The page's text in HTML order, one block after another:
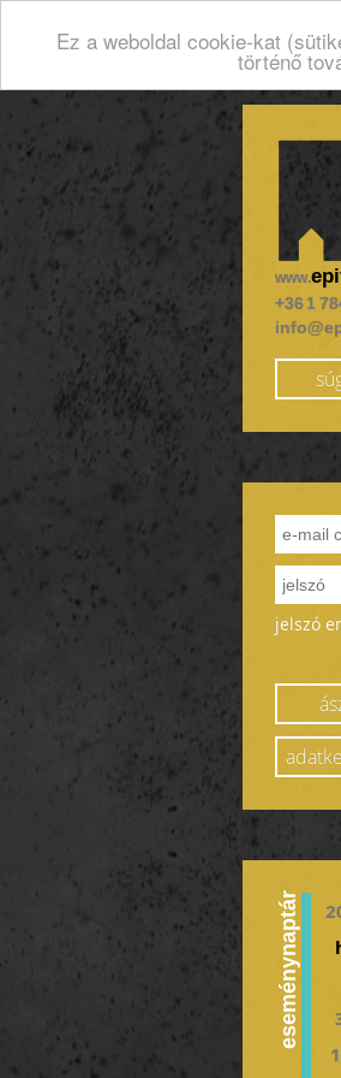
Ez a weboldal cookie-kat
történő
www.
+36 1
jelszó
eseménynaptár